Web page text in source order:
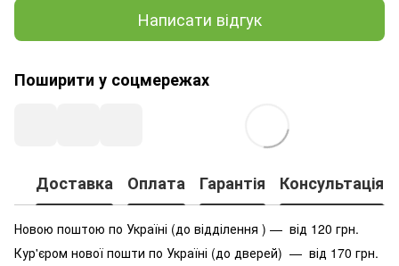
Написати відгук
Поширити у соцмережах
Доставка Оплата Гарантія Консультація
Новою поштою по Україні (до відділення ) — від 120 грн.
Кур'єром нової пошти по Україні (до дверей) — від 170 грн.